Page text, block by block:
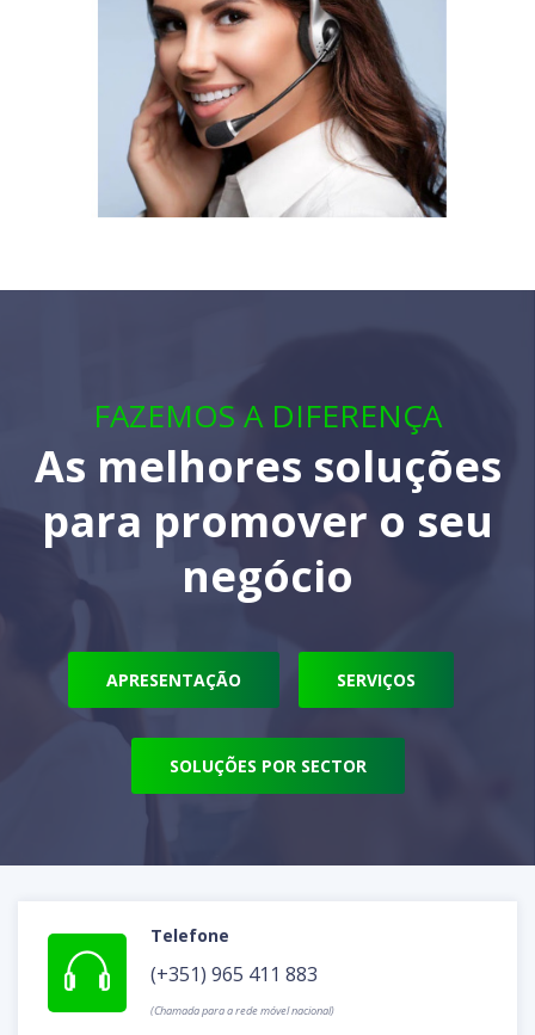
FAZEMOS A DIFERENÇA
As melhores soluções
para promover o seu
negócio
APRESENTAÇÃO SERVIÇOS
SOLUÇÕES POR SECTOR
Telefone
(+351) 965 411 883
(Chamada para a rede móvel nacional)